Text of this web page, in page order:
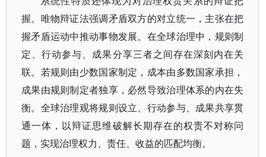
握。唯物辩证法强调矛盾双方的对立统一，主张在把
握矛盾运动中推动事物发展。在全球治理中，规则制
定、行动参与、成果分享三者之间存在深刻内在关
联。若规则由少数国家制定，成本由多数国家承担，
成果由规则制定者独享，必然导致治理体系的内在失
衡。全球治理观将规则设立、行动参与、成果共享贯
通一体，以辩证思维破解长期存在的权责不对称问
题，实现治理权力、责任、收益的匹配均衡。